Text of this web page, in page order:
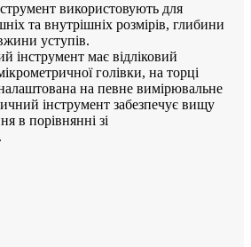
використовують для
та внутрішніх розмірів, глибини
уступів.
інструмент має відліковий
голівки, на торці
налаштована на певне вимірювальне
інструмент забезпечує вищу
в порівнянні зі